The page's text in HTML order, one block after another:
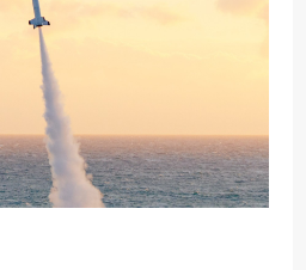
SDG5
SDG6
SDG7
SDG8
SDG9